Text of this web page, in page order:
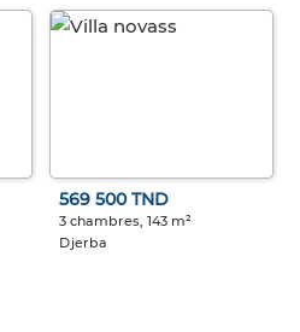
569 500 TND
3 chambres, 143 m²
Djerba